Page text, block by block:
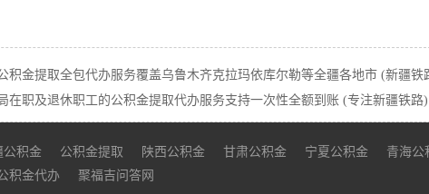
积金提取全包代办服务覆盖乌鲁木齐克拉玛依库尔勒等全疆各地市 (新疆铁
在职及退休职工的公积金提取代办服务支持一次性全额到账 (专注新疆铁路)
公积金 公积金提取 陕西公积金 甘肃公积金 宁夏公积金 青海公
积金代办
聚福吉问答网